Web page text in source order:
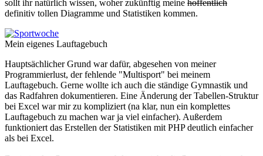
sollt ihr natürlich wissen, woher zukünftig meine hoffentlich
definitiv tollen Diagramme und Statistiken kommen.
Mein eigenes Lauftagebuch
Hauptsächlicher Grund war dafür, abgesehen von meiner
Programmierlust, der fehlende "Multisport" bei meinem
Lauftagebuch. Gerne wollte ich auch die ständige Gymnastik und
das Radfahren dokumentieren. Eine Änderung der Tabellen-Struktur
bei Excel war mir zu kompliziert (na klar, nun ein komplettes
Lauftagebuch zu machen war ja viel einfacher). Außerdem
funktioniert das Erstellen der Statistiken mit PHP deutlich einfacher
als bei Excel.